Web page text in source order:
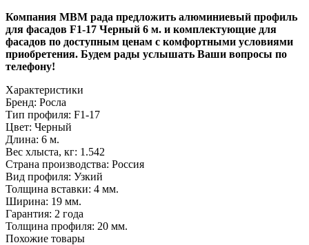
Компания МВМ рада предложить алюминиевый профиль
для фасадов F1-17 Черный 6 м. и комплектующие для
фасадов по доступным ценам с комфортными условиями
приобретения. Будем рады услышать Ваши вопросы по
телефону!
Характеристики
Бренд: Росла
Тип профиля: F1-17
Цвет: Черный
Длина: 6 м.
Вес хлыста, кг: 1.542
Страна производства: Россия
Вид профиля: Узкий
Толщина вставки: 4 мм.
Ширина: 19 мм.
Гарантия: 2 года
Толщина профиля: 20 мм.
Похожие товары